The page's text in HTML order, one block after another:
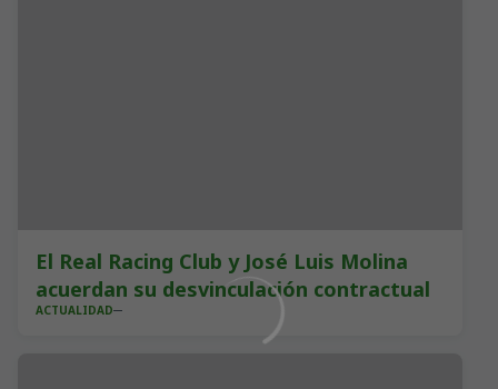
El Real Racing Club y José Luis Molina
acuerdan su desvinculación contractual
ACTUALIDAD